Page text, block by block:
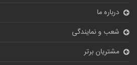
درباره ما
شعب و نمایندگی
مشتریان برتر